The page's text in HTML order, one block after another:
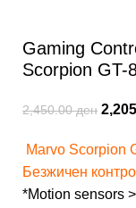
Gaming
Scorpion GT-
2,450.00ден
Marvo Scorpion
Безжичен
*Motion sensors